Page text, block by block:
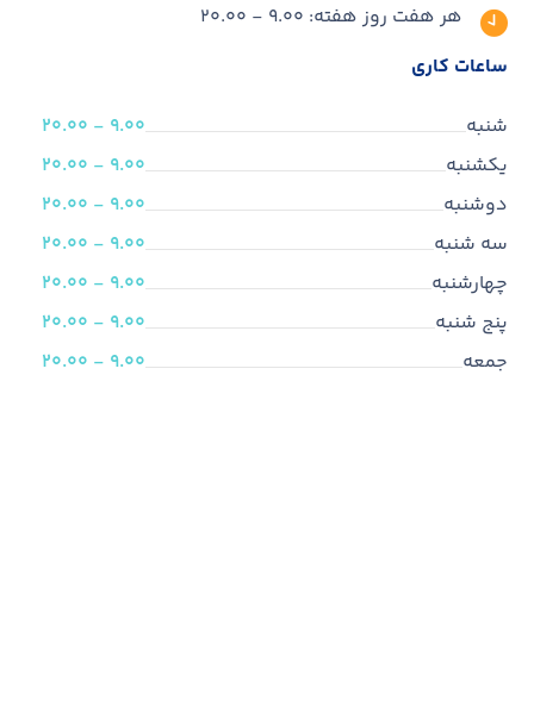
هر هفت روز هفته: 9.00 - 20.00
ساعات کاری
شنبه
9.00 - 20.00
یکشنبه
9.00 - 20.00
دوشنبه
9.00 - 20.00
سه شنبه
9.00 - 20.00
چهارشنبه
9.00 - 20.00
پنج شنبه
9.00 - 20.00
جمعه
9.00 - 20.00